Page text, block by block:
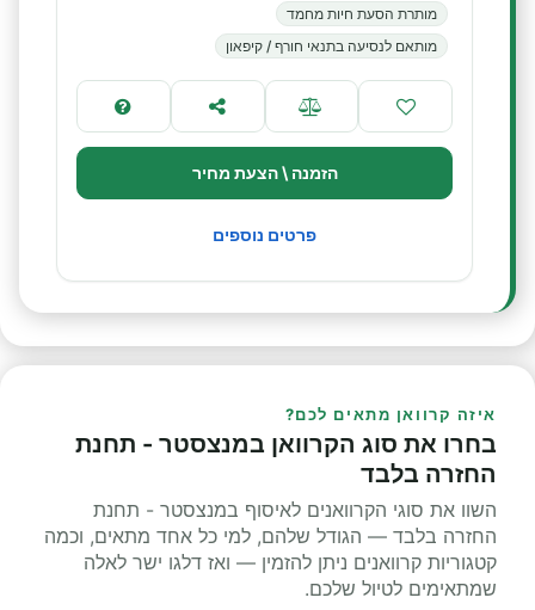
מותרת הסעת חיות מחמד
מותאם לנסיעה בתנאי חורף / קיפאון
הזמנה \ הצעת מחיר
פרטים נוספים
איזה קרוואן מתאים לכם?
בחרו את סוג הקרוואן במנצסטר - תחנת
החזרה בלבד
השוו את סוגי הקרוואנים לאיסוף במנצסטר - תחנת
החזרה בלבד — הגודל שלהם, למי כל אחד מתאים, וכמה
קטגוריות קרוואנים ניתן להזמין — ואז דלגו ישר לאלה
שמתאימים לטיול שלכם.